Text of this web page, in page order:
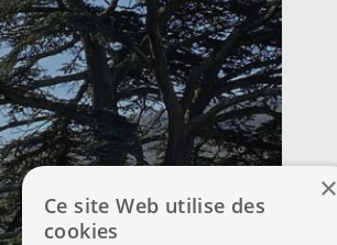
×
Ce site Web utilise des
cookies